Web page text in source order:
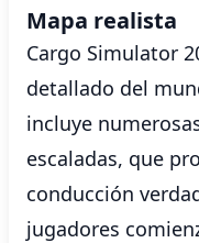
Mapa realista
Cargo Simulator
detallado del
incluye
escaladas, que
conducción
jugadores